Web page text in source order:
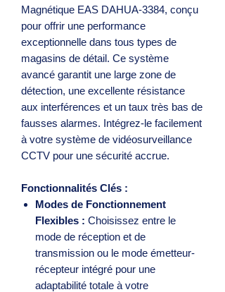
Magnétique EAS DAHUA-3384, conçu
pour offrir une performance
exceptionnelle dans tous types de
magasins de détail. Ce système
avancé garantit une large zone de
détection, une excellente résistance
aux interférences et un taux très bas de
fausses alarmes. Intégrez-le facilement
à votre système de vidéosurveillance
CCTV pour une sécurité accrue.
Fonctionnalités Clés :
Modes de Fonctionnement
Flexibles : Choisissez entre le
mode de réception et de
transmission ou le mode émetteur-
récepteur intégré pour une
adaptabilité totale à votre